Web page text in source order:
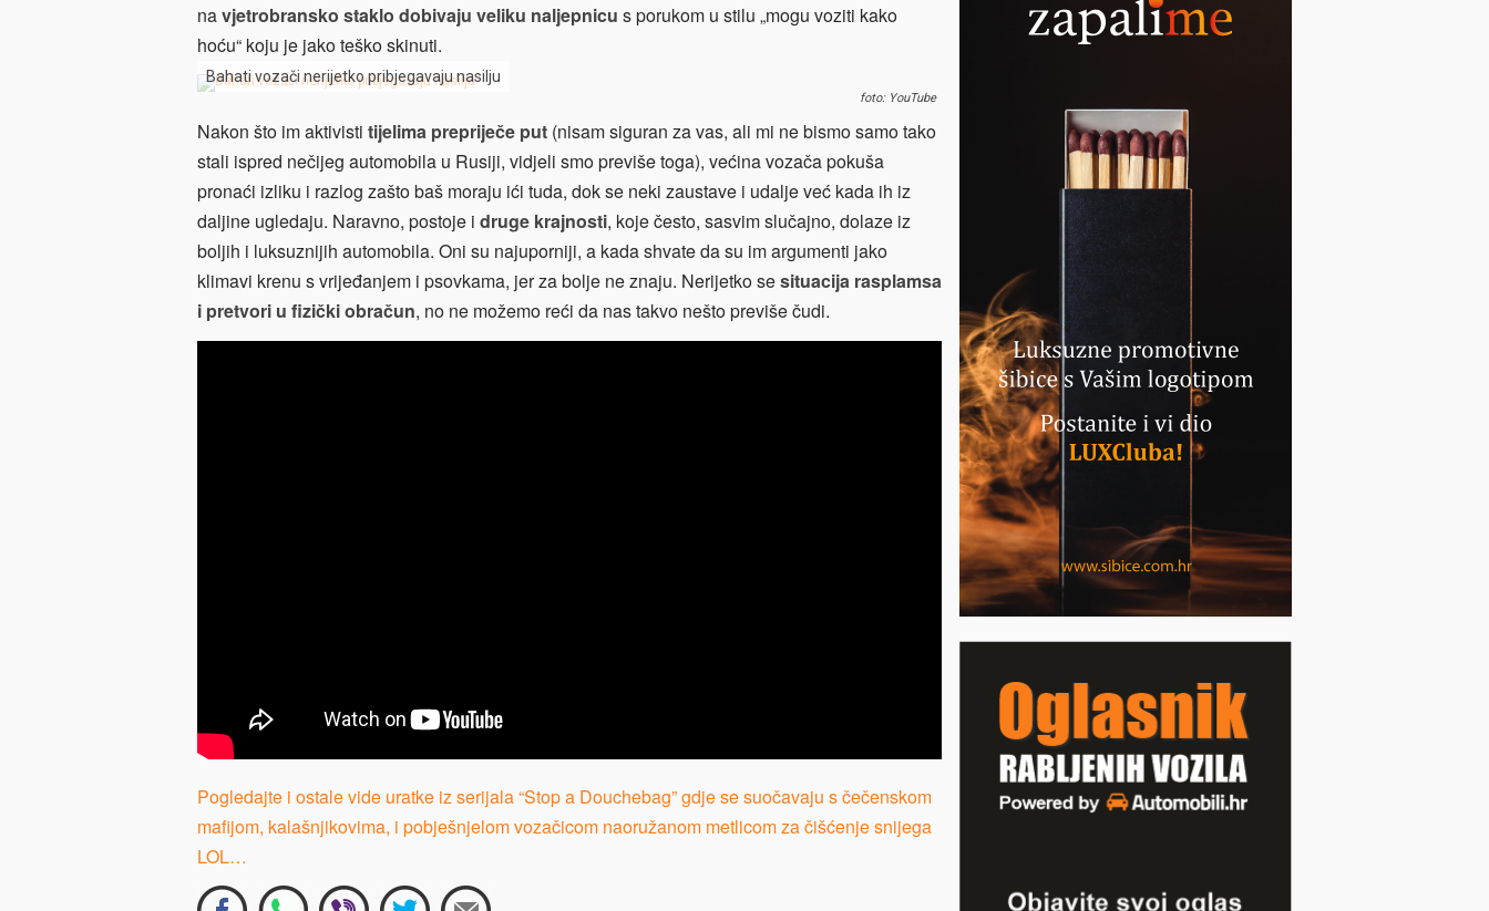
navjetrobransko staklo dobivaju veliku naljepnicu s porukom u stilu „mogu voziti kako
hoću“ koju je jako teško skinuti.
Bahati vozači nerijetko pribjegavaju nasilju
foto: YouTube
Nakon što im aktivisti tijelima prepriječe put (nisam siguran za vas, ali mi ne bismo samo tako
stali ispred nečijeg automobila u Rusiji, vidjeli smo previše toga), većina vozača pokuša
pronaći izliku i razlog zašto baš moraju ići tuda, dok se neki zaustave i udalje već kada ih iz
daljine ugledaju. Naravno, postoje i druge krajnosti, koje često, sasvim slučajno, dolaze iz
boljih i luksuznijih automobila. Oni su najuporniji, a kada shvate da su im argumenti jako
klimavi krenu s vrijeđanjem i psovkama, jer za bolje ne znaju. Nerijetko sesituacija rasplamsa
i pretvori u fizički obračun, no ne možemo reći da nas takvo nešto previše čudi.
Pogledajte i ostale vide uratke iz serijala “Stop a Douchebag” gdje se suočavaju s čečenskom
mafijom, kalašnjikovima, i pobješnjelom vozačicom naoružanom metlicom za čišćenje snijega
LOL…